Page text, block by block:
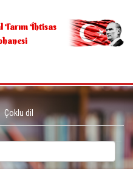
İhtisas
Çoklu dil